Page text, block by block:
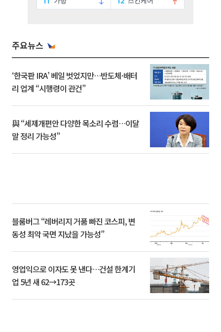
주요뉴스
‘한국판 IRA’ 베일 벗었지만…반도체·배터
리 업계 “시행령이 관건”
與 “세제개편안 다양한 목소리 수렴…이달
말 정리 가능성”
블룸버그 “레버리지 거품 빠진 코스피, 변
동성 최악 국면 지났을 가능성”
영업익으로 이자도 못 낸다…건설 한계기
업 5년 새 62→173곳